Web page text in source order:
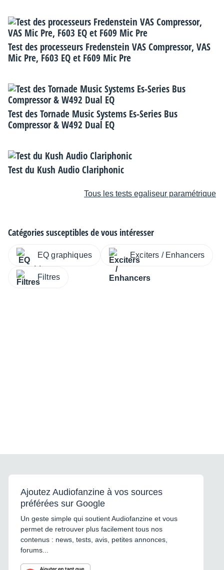
Test des processeurs Fredenstein VAS Compressor, VAS
Mic Pre, F603 EQ et F609 Mic Pre
Test des Tornade Music Systems Es-Series Bus
Compressor & W492 Dual EQ
Test du Kush Audio Clariphonic
Tous les tests egaliseur paramétrique
Catégories susceptibles de vous intéresser
EQ graphiques Exciters / Enhancers
Filtres
Ajoutez Audiofanzine à vos sources
préférées sur Google
Un geste simple qui soutient Audiofanzine et vous
permet de retrouver plus facilement tous nos
contenus : news, tests, avis, petites annonces,
forums...